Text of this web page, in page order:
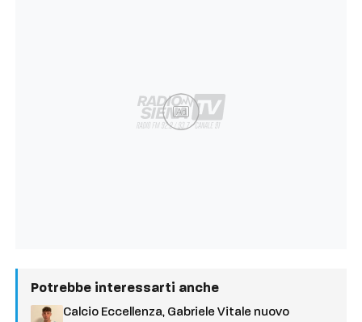
Ad
Potrebbe interessarti anche
Calcio Eccellenza, Gabriele Vitale nuovo